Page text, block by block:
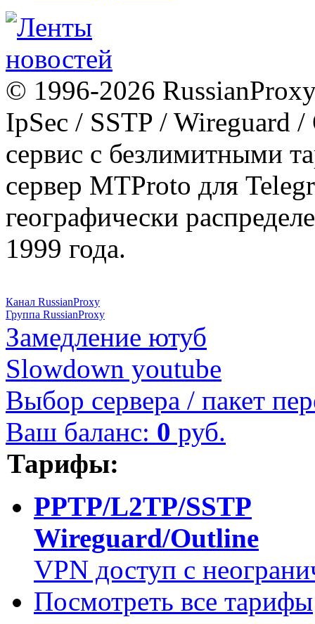
© 1996-2026
IpSec / SSTP / Wireguard
сервис с безлимитными
сервер MTProto для
географически
1999 года.
Канал RussianProxy
Группа RussianProxy
Замедление ютуб
Slowdown youtube
Выбор сервера / пакет
Ваш баланс: 0 руб.
Тарифы:
PPTP/L2TP/SSTP
Wireguard/Outline
VPN доступ с
Посмотреть все тарифы